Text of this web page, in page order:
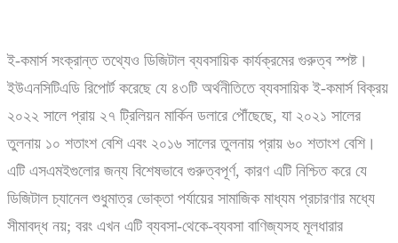
ই-কমার্স সংক্রান্ত তথ্যেও ডিজিটাল ব্যবসায়িক কার্যক্রমের গুরুত্ব স্পষ্ট।
ইউএনসিটিএডি রিপোর্ট করেছে যে ৪৩টি অর্থনীতিতে ব্যবসায়িক ই-কমার্স বিক্রয়
২০২২ সালে প্রায় ২৭ ট্রিলিয়ন মার্কিন ডলারে পৌঁছেছে, যা ২০২১ সালের
তুলনায় ১০ শতাংশ বেশি এবং ২০১৬ সালের তুলনায় প্রায় ৬০ শতাংশ বেশি।
এটি এসএমইগুলোর জন্য বিশেষভাবে গুরুত্বপূর্ণ, কারণ এটি নিশ্চিত করে যে
ডিজিটাল চ্যানেল শুধুমাত্র ভোক্তা পর্যায়ের সামাজিক মাধ্যম প্রচারণার মধ্যে
সীমাবদ্ধ নয়; বরং এখন এটি ব্যবসা-থেকে-ব্যবসা বাণিজ্যসহ মূলধারার